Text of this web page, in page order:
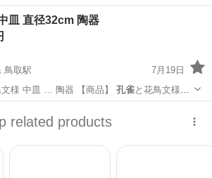
内作業★マイカー通勤OK＆無料駐車場あり
制度あり！《茨城県常陸大宮市》 人気の
製造工...
静駅
皿 直径32cm 陶器
鳥取駅
7月19日
花鳥文様 中皿 … 陶器 【商品】 孔雀と花鳥文様が
かな孔雀が描かれ、周囲には…